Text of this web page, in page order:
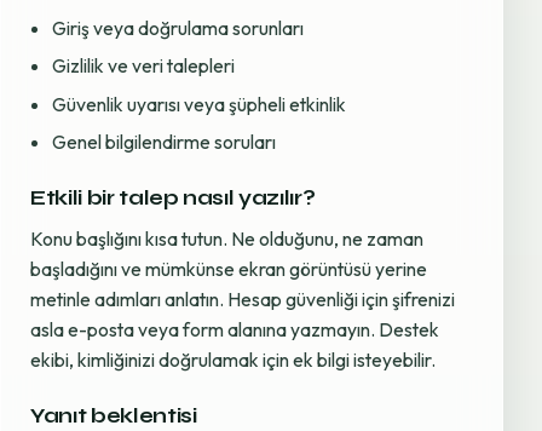
Giriş veya doğrulama sorunları
Gizlilik ve veri talepleri
Güvenlik uyarısı veya şüpheli etkinlik
Genel bilgilendirme soruları
Etkili bir talep nasıl yazılır?
Konu başlığını kısa tutun. Ne olduğunu, ne zaman
başladığını ve mümkünse ekran görüntüsü yerine
metinle adımları anlatın. Hesap güvenliği için şifrenizi
asla e-posta veya form alanına yazmayın. Destek
ekibi, kimliğinizi doğrulamak için ek bilgi isteyebilir.
Yanıt beklentisi